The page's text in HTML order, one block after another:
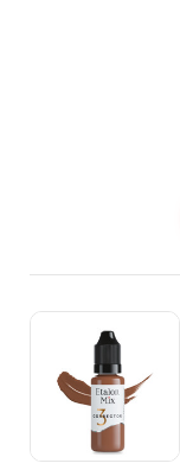
Количество